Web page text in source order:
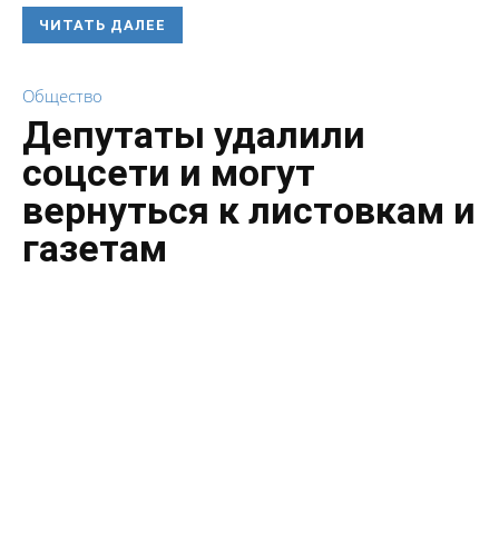
ЧИТАТЬ ДАЛЕЕ
Общество
Депутаты удалили
соцсети и могут
вернуться к листовкам и
газетам